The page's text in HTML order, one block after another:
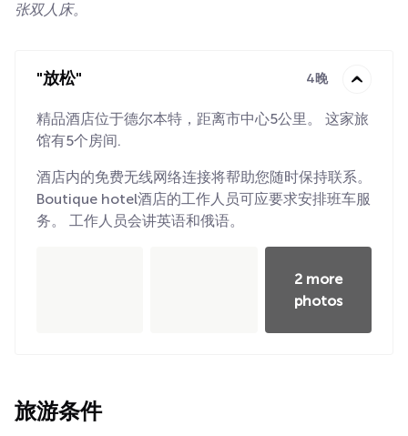
张双人床。
"放松" 4晚
精品酒店位于德尔本特，距离市中心5公里。 这家旅
馆有5个房间.
酒店内的免费无线网络连接将帮助您随时保持联系。
Boutique hotel酒店的工作人员可应要求安排班车服
务。 工作人员会讲英语和俄语。
2 more
photos
旅游条件